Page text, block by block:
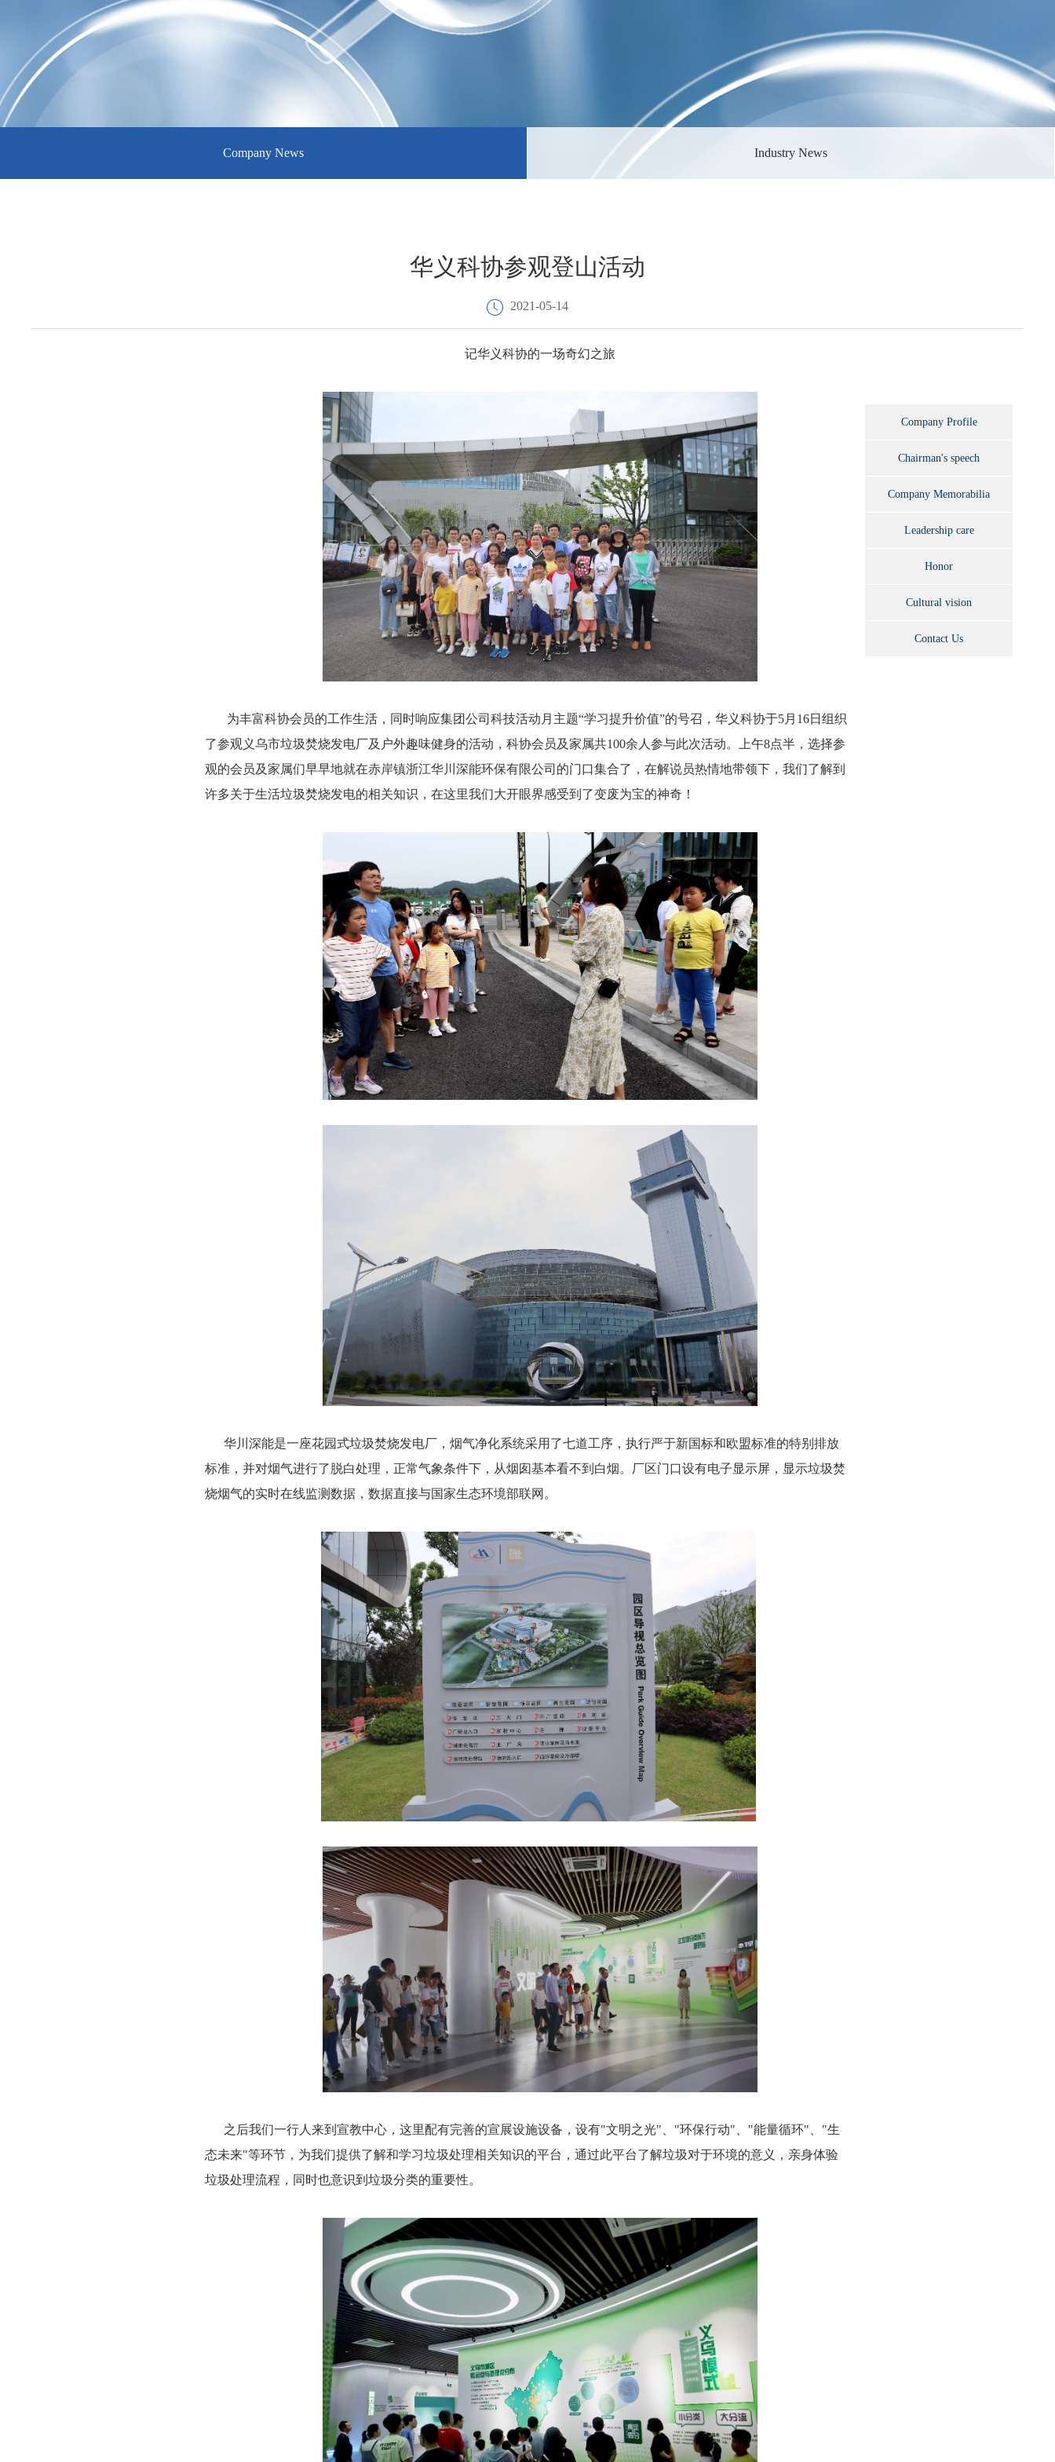
Company News Industry News
华义科协参观登山活动
2021-05-14
Company Profile
Chairman's speech
Company Memorabilia
Leadership care
Honor
Cultural vision
Contact Us
记华义科协的一场奇幻之旅
为丰富科协会员的工作生活，同时响应集团公司科技活动月主题“学习提升价值”的号召，华义科协于5月16日组织
了参观义乌市垃圾焚烧发电厂及户外趣味健身的活动，科协会员及家属共100余人参与此次活动。上午8点半，选择参
观的会员及家属们早早地就在赤岸镇浙江华川深能环保有限公司的门口集合了，在解说员热情地带领下，我们了解到
许多关于生活垃圾焚烧发电的相关知识，在这里我们大开眼界感受到了变废为宝的神奇！
华川深能是一座花园式垃圾焚烧发电厂，烟气净化系统采用了七道工序，执行严于新国标和欧盟标准的特别排放
标准，并对烟气进行了脱白处理，正常气象条件下，从烟囱基本看不到白烟。厂区门口设有电子显示屏，显示垃圾焚
烧烟气的实时在线监测数据，数据直接与国家生态环境部联网。
之后我们一行人来到宣教中心，这里配有完善的宣展设施设备，设有"文明之光"、"环保行动"、"能量循环"、"生
态未来"等环节，为我们提供了解和学习垃圾处理相关知识的平台，通过此平台了解垃圾对于环境的意义，亲身体验
垃圾处理流程，同时也意识到垃圾分类的重要性。